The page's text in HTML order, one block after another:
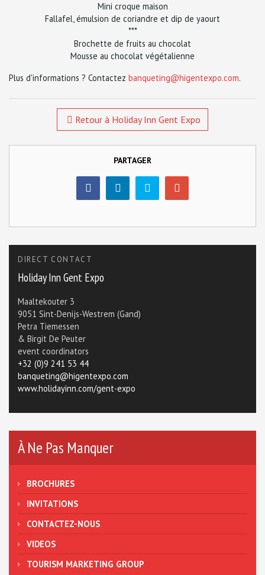
Mini croque maison
Fallafel, émulsion de coriandre et dip de yaourt
***
Brochette de fruits au chocolat
Mousse au chocolat végétalienne
Plus d'informations ? Contactez banqueting@higentexpo.com.
Retour à Holiday Inn Gent Expo
PARTAGER
DIRECT CONTACT
Holiday Inn Gent Expo
Maaltekouter 3
9051 Sint-Denijs-Westrem (Gand)
Petra Tiemessen
& Birgit De Peuter
event coordinators
+32 (0)9 241 53 44
banqueting@higentexpo.com
www.holidayinn.com/gent-expo
À Ne Pas Manquer
BROCHURES
INVITATIONS
CONTACTEZ-NOUS
VIDEOS
TOURISM MARKETING GROUP